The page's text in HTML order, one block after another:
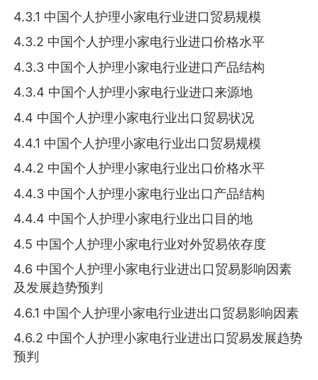
4.3.1 中国个人护理小家电行业进口贸易规模
4.3.2 中国个人护理小家电行业进口价格水平
4.3.3 中国个人护理小家电行业进口产品结构
4.3.4 中国个人护理小家电行业进口来源地
4.4 中国个人护理小家电行业出口贸易状况
4.4.1 中国个人护理小家电行业出口贸易规模
4.4.2 中国个人护理小家电行业出口价格水平
4.4.3 中国个人护理小家电行业出口产品结构
4.4.4 中国个人护理小家电行业出口目的地
4.5 中国个人护理小家电行业对外贸易依存度
4.6 中国个人护理小家电行业进出口贸易影响因素
及发展趋势预判
4.6.1 中国个人护理小家电行业进出口贸易影响因素
4.6.2 中国个人护理小家电行业进出口贸易发展趋势
预判